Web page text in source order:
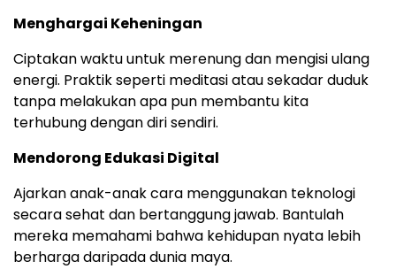
Menghargai Keheningan
Ciptakan waktu untuk merenung dan mengisi ulang
energi. Praktik seperti meditasi atau sekadar duduk
tanpa melakukan apa pun membantu kita
terhubung dengan diri sendiri.
Mendorong Edukasi Digital
Ajarkan anak-anak cara menggunakan teknologi
secara sehat dan bertanggung jawab. Bantulah
mereka memahami bahwa kehidupan nyata lebih
berharga daripada dunia maya.